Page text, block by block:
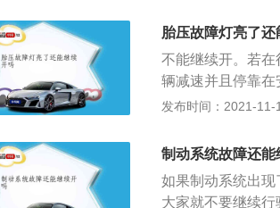
引擎发动，踏下
板，完成自我设
结果控制每个车
汽车失稳的信息部
胎压故障灯亮了还
不能继续开。若
辆减速并且停靠
力值低于正常范
起来的主要原因
常；2、轮胎压力
些许的异常，而
发布时间：2021-11-
制动系统故障还能
如果制动系统出
大家就不要继续